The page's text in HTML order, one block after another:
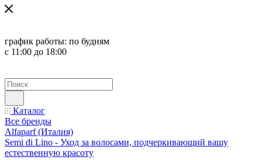
график работы: по будням
с 11:00 до 18:00
Каталог
Все бренды
Alfaparf (Италия)
Semi di Lino - Уход за волосами, подчеркивающий вашу
естественную красоту